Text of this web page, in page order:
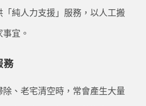
「純人力支援」服務，以人工搬
宜。
務
除、老宅清空時，常會產生大量